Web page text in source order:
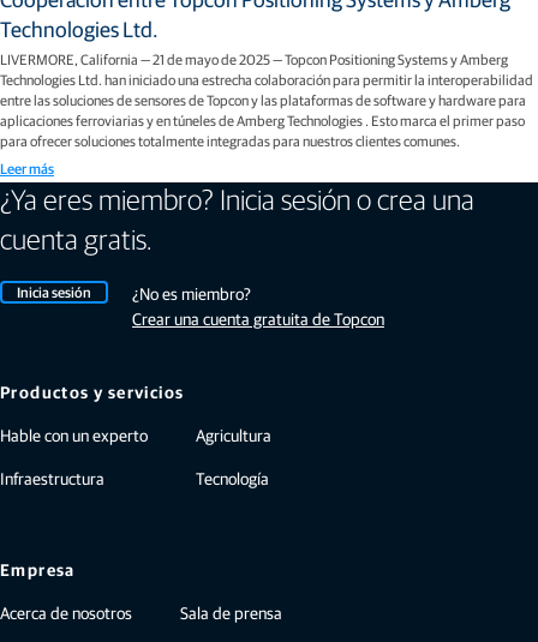
Technologies Ltd.
LIVERMORE, California — 21 de mayo de 2025 — Topcon Positioning Systems y Amberg
Technologies Ltd. han iniciado una estrecha colaboración para permitir la interoperabilidad
entre las soluciones de sensores de Topcon y las plataformas de software y hardware para
aplicaciones ferroviarias y en túneles de Amberg Technologies . Esto marca el primer paso
para ofrecer soluciones totalmente integradas para nuestros clientes comunes.
Leer más
¿Ya eres miembro? Inicia sesión o crea una
cuenta gratis.
Inicia sesión
¿No es miembro?
Crear una cuenta gratuita de Topcon
Productos y servicios
Hable con un experto
Infraestructura
Agricultura
Tecnología
Empresa
Acerca de nosotros
Sala de prensa